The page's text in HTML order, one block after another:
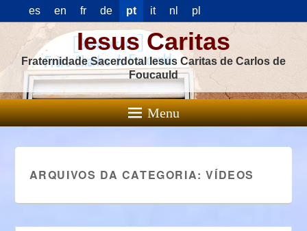
es en fr de pt it nl pl
Iesus Caritas
Fraternidade Sacerdotal Iesus Caritas de Carlos de
Foucauld
Menu
ARQUIVOS DA CATEGORIA:VÍDEOS